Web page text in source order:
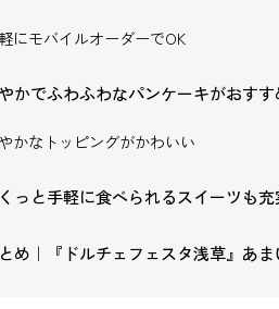
にモバイルオーダーでOK
かでふわふわなパンケーキがおすす
かなトッピングがかわいい
っと手軽に食べられるスイーツも充
め｜『ドルチェフェスタ浅草』あ